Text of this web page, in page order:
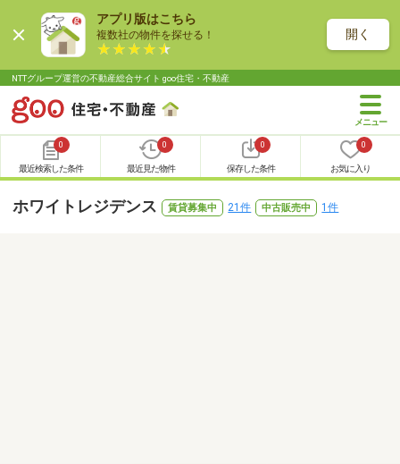
アプリ版はこちら
複数社の物件を探せる！ 開く
NTTグループ運営の不動産総合サイト goo住宅・不動産
0
最近検索した条件
0
最近見た物件
0
保存した条件
0
お気に入り
ホワイトレジデンス 賃貸募集中 21件 中古販売中 1件